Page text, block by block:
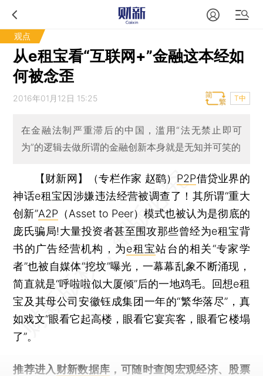
观点
从e租宝看“互联网+”金融这本经如
何被念歪
2016年01月12日 15:25 T中
在金融法制严重滞后的中国，滥用“法无禁止即可
为”的逻辑去做所谓的金融创新本身就是无知并可笑的
【财新网】（专栏作家 赵鹞） P2P借贷业界的
神话e租宝因涉嫌违法经营被调查了！其所谓“重大
创新”A2P （Asset to Peer）模式也被认为是彻底的
庞氏骗局!大量投资者甚至围攻那些曾经为e租宝背
书的广告经营机构，为e租宝站台的相关“专家学
者”也被自媒体“挖坟”曝光，一幕幕乱象不断涌现，
简直就是“呼啦啦似大厦倾”后的一地鸡毛。回想e租
宝及其母公司安徽钰成集团一年的“繁华落尽”，真
如戏文“眼看它起高楼，眼看它宴宾客，眼看它楼塌
了”。
推荐进入 财新数据库 ，可随时查阅宏观经济、股票